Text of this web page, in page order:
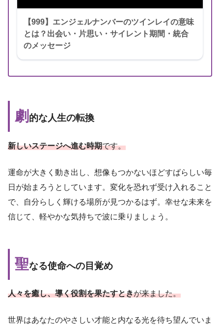
【999】エンジェルナンバーのツインレイの意味
とは？出会い・片思い・サイレント期間・統合
のメッセージ
劇 的な人生の転換
新しいステージへ進む時期です。
運命が大きく動き出し、想像もつかないほどすばらしい毎
日が始まろうとしています。変化を恐れず受け入れること
で、自分らしく輝ける場所が見つかるはず。幸せな未来を
信じて、軽やかな気持ちで波に乗りましょう。
聖なる使命への目覚め
人々を癒し、導く役割を果たすときが来ました。
世界はあなたのやさしい才能と内なる光を待ち望んでいま